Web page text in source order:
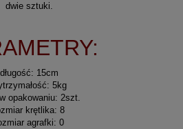
dwie sztuki.
długość: 15cm
5kg
opakowaniu: 2szt.
krętlika: 8
agrafki: 0